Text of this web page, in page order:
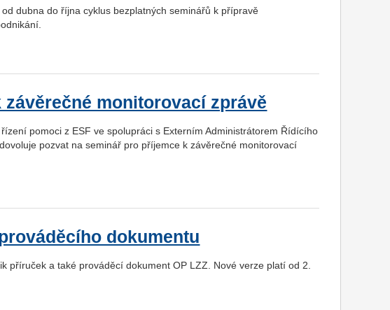
dubna do října cyklus bezplatných seminářů k přípravě
monitorovací zprávě
pomoci z ESF ve spolupráci s Externím Administrátorem Řídícího
pozvat na seminář pro příjemce k závěrečné monitorovací
dokumentu
příruček a také prováděcí dokument OP LZZ. Nové verze platí od 2.